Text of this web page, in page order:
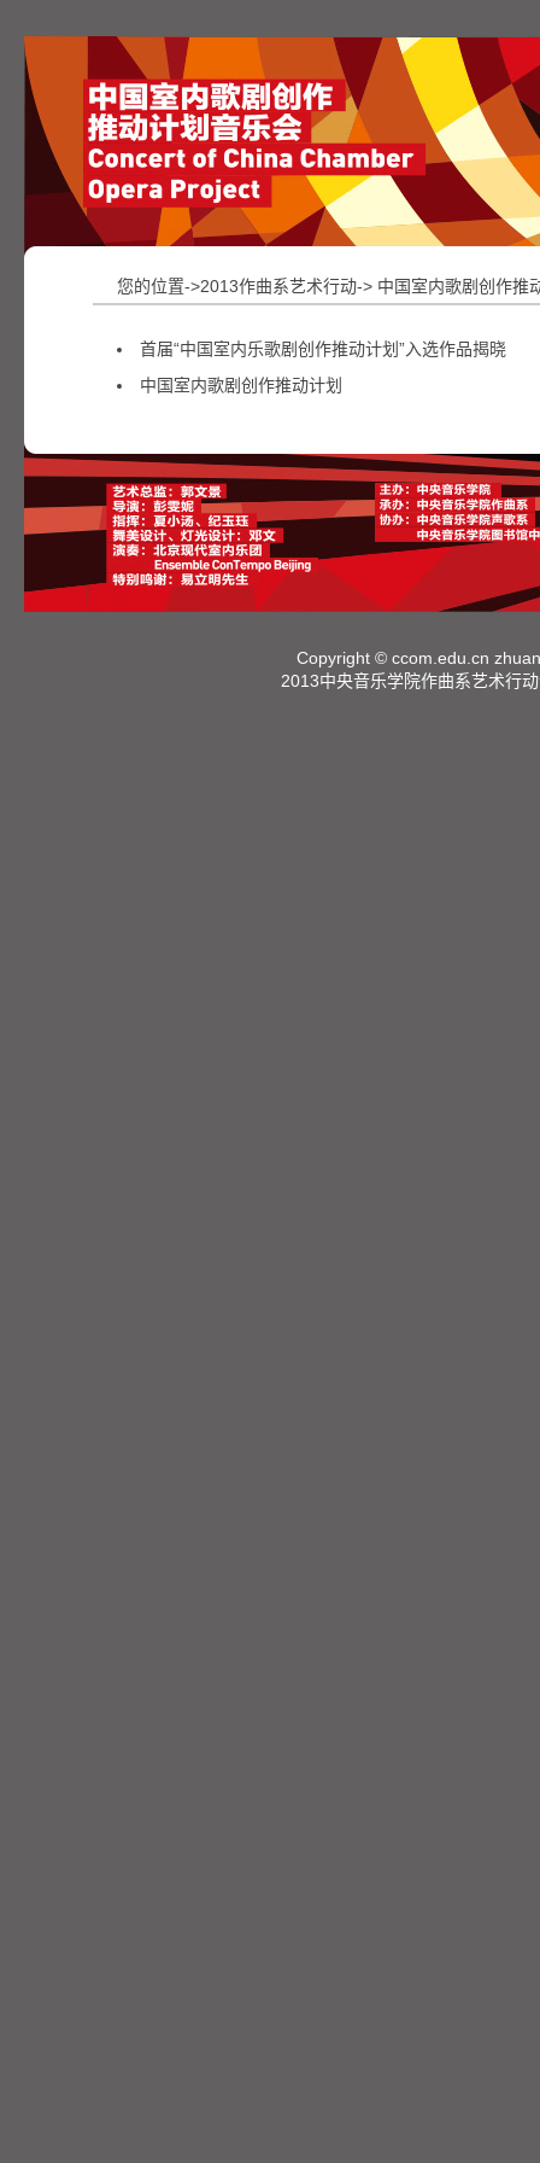
您的位置->2013作曲系艺术行动-> 中国室内歌剧创作推
首届“中国室内乐歌剧创作推动计划”入选作品揭晓
中国室内歌剧创作推动计划
Copyright © ccom.edu.cn
2013中央音乐学院作曲系艺术行